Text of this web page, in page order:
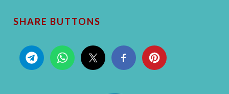
SHARE BUTTONS